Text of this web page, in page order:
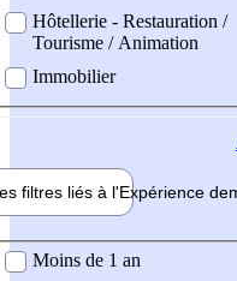
Hôtellerie - Restauration /
Tourisme / Animation
Immobilier
filtres liés à l'Expérience
demandée
Moins de 1 an